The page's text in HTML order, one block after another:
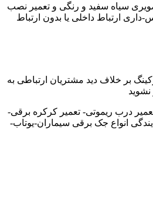
سیاه سفید و رنگی و تعمیر نصب
ارتباط داخلی یا بدون ارتباط
بر خلاف دید مشتریان ارتباطی به
نشوید
درب ریموتی- تعمیر کرکره برقی-
انواع جک برقی سیماران-یوتاب-